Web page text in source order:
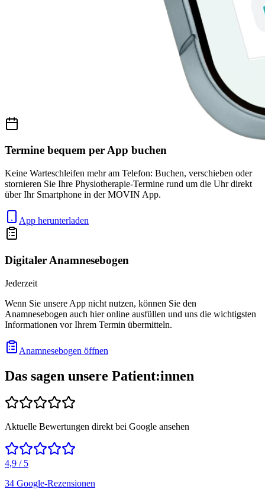
Termine bequem per App buchen
Keine Warteschleifen mehr am Telefon: Buchen, verschieben oder
stornieren Sie Ihre Physiotherapie-Termine rund um die Uhr direkt
über Ihr Smartphone in der MOVIN App.
App herunterladen
Digitaler Anamnesebogen
Jederzeit
Wenn Sie unsere App nicht nutzen, können Sie den
Anamnesebogen auch hier online ausfüllen und uns die wichtigsten
Informationen vor Ihrem Termin übermitteln.
Anamnesebogen öffnen
Das sagen unsere Patient:innen
Aktuelle Bewertungen direkt bei Google ansehen
4,9 / 5
34 Google-Rezensionen